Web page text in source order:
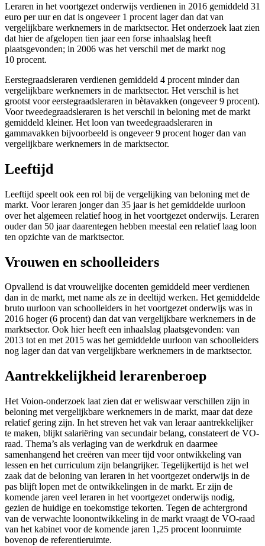
Leraren in het voortgezet onderwijs verdienen in 2016 gemiddeld 31
euro per uur en dat is ongeveer 1 procent lager dan dat van
vergelijkbare werknemers in de marktsector. Het onderzoek laat zien
dat hier de afgelopen tien jaar een forse inhaalslag heeft
plaatsgevonden; in 2006 was het verschil met de markt nog
10 procent.
Eerstegraadsleraren verdienen gemiddeld 4 procent minder dan
vergelijkbare werknemers in de marktsector. Het verschil is het
grootst voor eerstegraadsleraren in bètavakken (ongeveer 9 procent).
Voor tweedegraadsleraren is het verschil in beloning met de markt
gemiddeld kleiner. Het loon van tweedegraadsleraren in
gammavakken bijvoorbeeld is ongeveer 9 procent hoger dan van
vergelijkbare werknemers in de marktsector.
Leeftijd
Leeftijd speelt ook een rol bij de vergelijking van beloning met de
markt. Voor leraren jonger dan 35 jaar is het gemiddelde uurloon
over het algemeen relatief hoog in het voortgezet onderwijs. Leraren
ouder dan 50 jaar daarentegen hebben meestal een relatief laag loon
ten opzichte van de marktsector.
Vrouwen en schoolleiders
Opvallend is dat vrouwelijke docenten gemiddeld meer verdienen
dan in de markt, met name als ze in deeltijd werken. Het gemiddelde
bruto uurloon van schoolleiders in het voortgezet onderwijs was in
2016 hoger (6 procent) dan dat van vergelijkbare werknemers in de
marktsector. Ook hier heeft een inhaalslag plaatsgevonden: van
2013 tot en met 2015 was het gemiddelde uurloon van schoolleiders
nog lager dan dat van vergelijkbare werknemers in de marktsector.
Aantrekkelijkheid lerarenberoep
Het Voion-onderzoek laat zien dat er weliswaar verschillen zijn in
beloning met vergelijkbare werknemers in de markt, maar dat deze
relatief gering zijn. In het streven het vak van leraar aantrekkelijker
te maken, blijkt salariëring van secundair belang, constateert de VO-
raad. Thema’s als verlaging van de werkdruk en daarmee
samenhangend het creëren van meer tijd voor ontwikkeling van
lessen en het curriculum zijn belangrijker. Tegelijkertijd is het wel
zaak dat de beloning van leraren in het voortgezet onderwijs in de
pas blijft lopen met de ontwikkelingen in de markt. Er zijn de
komende jaren veel leraren in het voortgezet onderwijs nodig,
gezien de huidige en toekomstige tekorten. Tegen de achtergrond
van de verwachte loonontwikkeling in de markt vraagt de VO-raad
van het kabinet voor de komende jaren 1,25 procent loonruimte
bovenop de referentieruimte.